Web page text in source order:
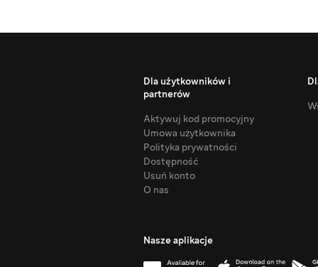
Dla użytkowników i
partnerów
Aktywuj kod promocyjny
Umowa użytkownika
Polityka prywatności
Dostępność
Usuń konto
O nas
Nasze aplikacje